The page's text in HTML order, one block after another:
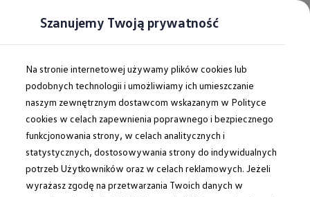
Szanujemy Twoją prywatność
Na stronie internetowej używamy plików cookies lub
podobnych technologii i umożliwiamy ich umieszczanie
naszym zewnętrznym dostawcom wskazanym w Polityce
cookies w celach zapewnienia poprawnego i bezpiecznego
funkcjonowania strony, w celach analitycznych i
statystycznych, dostosowywania strony do indywidualnych
potrzeb Użytkowników oraz w celach reklamowych. Jeżeli
wyrażasz zgodę na przetwarzania Twoich danych w
Nowy T-Cross
Porsche - Sosnowiec
Powrót do listy